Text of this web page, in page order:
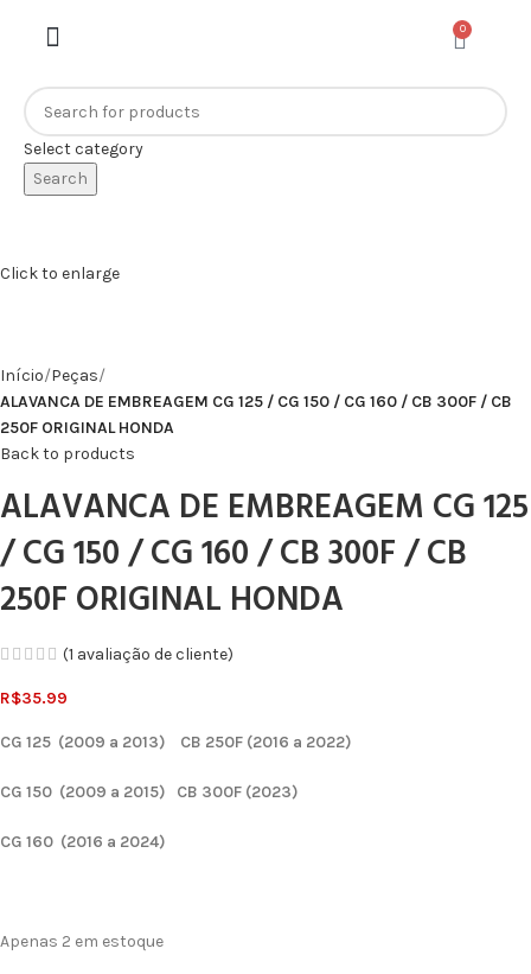
0
Select category
Search
Click to enlarge
Início Peças
ALAVANCA DE EMBREAGEM CG 125 / CG 150 / CG 160 / CB 300F / CB
250F ORIGINAL HONDA
Back to products
ALAVANCA DE EMBREAGEM CG 125
/ CG 150 / CG 160 / CB 300F / CB
250F ORIGINAL HONDA
(1 avaliação de cliente)
R$35.99
CG 125 (2009 a 2013) CB 250F (2016 a 2022)
CG 150 (2009 a 2015) CB 300F (2023)
CG 160 (2016 a 2024)
Apenas 2 em estoque